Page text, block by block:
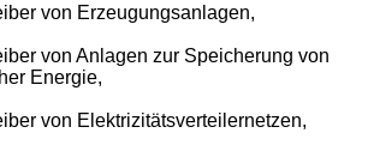
von Erzeugungsanlagen,
von Anlagen zur Speicherung von
Energie,
von Elektrizitätsverteilernetzen,